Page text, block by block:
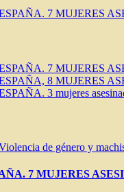
7 MUJERES
7 MUJERES
8 MUJERES
3 mujeres
de género y
7 MUJERES